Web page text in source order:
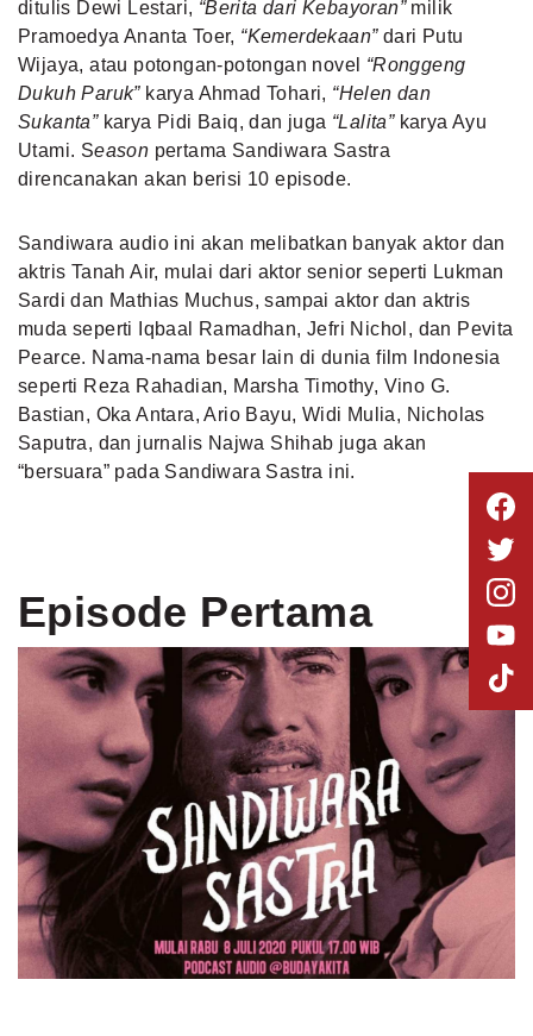
ditulis Dewi Lestari, “Berita dari Kebayoran”milik
Pramoedya Ananta Toer, “Kemerdekaan”dari Putu
Wijaya, atau potongan-potongan novel “Ronggeng
Dukuh Paruk”karya Ahmad Tohari, “Helen dan
Sukanta”karya Pidi Baiq, dan juga “Lalita”karya Ayu
Utami. Season pertama Sandiwara Sastra
direncanakan akan berisi 10 episode.
Sandiwara audio ini akan melibatkan banyak aktor dan
aktris Tanah Air, mulai dari aktor senior seperti Lukman
Sardi dan Mathias Muchus, sampai aktor dan aktris
muda seperti Iqbaal Ramadhan, Jefri Nichol, dan Pevita
Pearce. Nama-nama besar lain di dunia film Indonesia
seperti Reza Rahadian, Marsha Timothy, Vino G.
Bastian, Oka Antara, Ario Bayu, Widi Mulia, Nicholas
Saputra, dan jurnalis Najwa Shihab juga akan
“bersuara” pada Sandiwara Sastra ini.
Episode Pertama